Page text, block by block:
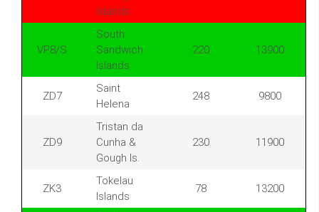
Islands
VP8/S
South
Sandwich
Islands
220 13900
ZD7
Saint
Helena
248 9800
ZD9
Tristan da
Cunha &
Gough Is.
230 11900
ZK3
Tokelau
Islands
78 13200